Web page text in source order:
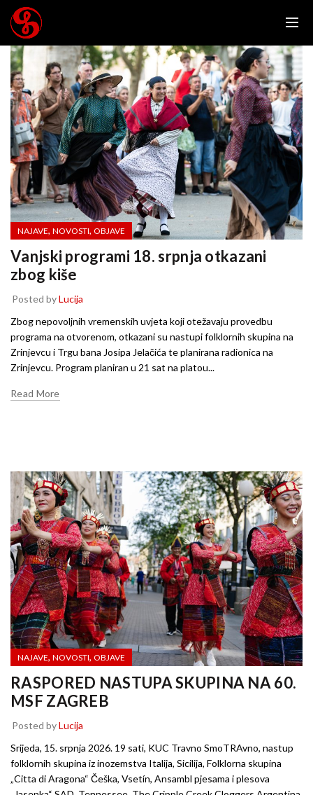
NAJAVE, NOVOSTI, OBJAVE
Vanjski programi 18. srpnja otkazani
zbog kiše
Posted byLucija
Zbog nepovoljnih vremenskih uvjeta koji otežavaju provedbu
programa na otvorenom, otkazani su nastupi folklornih skupina na
Zrinjevcu i Trgu bana Josipa Jelačića te planirana radionica na
Zrinjevcu. Program planiran u 21 sat na platou...
Read More
NAJAVE, NOVOSTI, OBJAVE
RASPORED NASTUPA SKUPINA NA 60.
MSF ZAGREB
Posted byLucija
Srijeda, 15. srpnja 2026. 19 sati, KUC Travno SmoTRAvno, nastup
folklornih skupina iz inozemstva Italija, Sicilija, Folklorna skupina
„Citta di Aragona“ Češka, Vsetín, Ansambl pjesama i plesova